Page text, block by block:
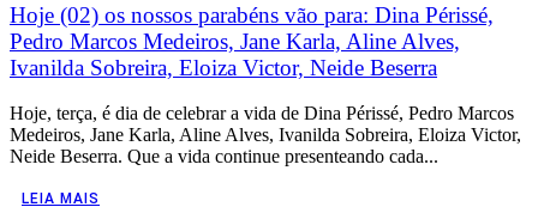
Hoje (02) os nossos parabéns vão para: Dina Périssé,
Pedro Marcos Medeiros, Jane Karla, Aline Alves,
Ivanilda Sobreira, Eloiza Victor, Neide Beserra
Hoje, terça, é dia de celebrar a vida de Dina Périssé, Pedro Marcos
Medeiros, Jane Karla, Aline Alves, Ivanilda Sobreira, Eloiza Victor,
Neide Beserra. Que a vida continue presenteando cada...
LEIA MAIS